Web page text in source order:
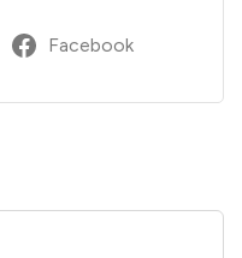
Facebook